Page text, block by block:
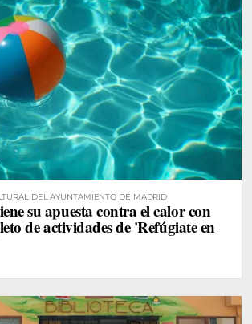
DEL AYUNTAMIENTO DE MADRID
su apuesta contra el calor con
de actividades de 'Refúgiate en